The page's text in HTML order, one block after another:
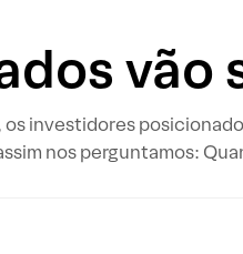
vão
investidores
nos perguntamos: